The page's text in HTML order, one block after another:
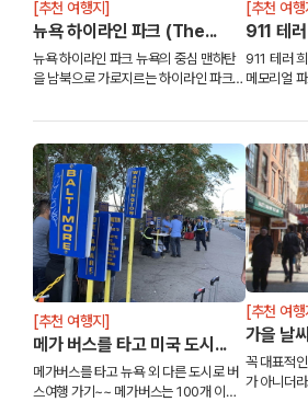
[추천 여행지]
뉴욕 하이라인 파크 (The...
뉴욕 하이라인 파크 뉴욕의 중심 맨하탄
을 남북으로 가로지르는 하이라인 파크는
철도 고가를 도시 재생 사업으로 재탄생
[추천 여행
911 테
911 테러
메모리얼
11일, 테러
[추천 여행지]
메가 버스를 타고 미국 도시...
메가버스를 타고 뉴욕 외 다른 도시로 버
스여행 가기~~ 메가버스는 100개 이상
[추천 여행
가을 날
꼭 대표적
가 아니더